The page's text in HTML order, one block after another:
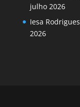
julho 2026
Iesa Rodrigues
2026